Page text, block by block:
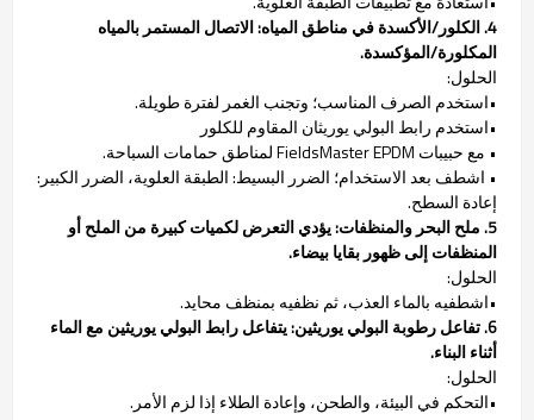
4. الكلور/الأكسدة في مناطق المياه:
الاتصال المستمر بالمياه
المكلورة/المؤكسدة.
الحلول:
•استخدم الصرف المناسب؛ وتجنب الغمر لفترة طويلة.
•استخدم رابط البولي يوريثان المقاوم للكلور
• مع حبيبات FieldsMaster EPDM لمناطق حمامات السباحة.
• اشطف بعد الاستخدام؛ الضرر البسيط: الطبقة العلوية، الضرر الكبير:
إعادة السطح.
5. ملح البحر والمنظفات:
يؤدي التعرض لكميات كبيرة من الملح أو
المنظفات إلى ظهور بقايا بيضاء.
الحلول:
•اشطفيه بالماء العذب، ثم نظفيه بمنظف محايد.
6. تفاعل رطوبة البولي يوريثين:
يتفاعل رابط البولي يوريثين مع الماء
أثناء البناء.
الحلول:
•التحكم في البيئة، والطحن، وإعادة الطلاء إذا لزم الأمر.